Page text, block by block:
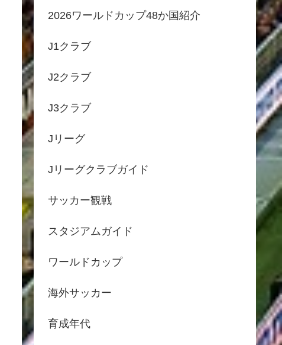
2026ワールドカップ48か国紹介
J1クラブ
J2クラブ
J3クラブ
Jリーグ
Jリーグクラブガイド
サッカー観戦
スタジアムガイド
ワールドカップ
海外サッカー
育成年代